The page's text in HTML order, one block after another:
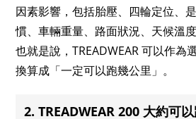
因素影響，包括胎壓、四輪定位、
慣、車輛重量、路面狀況、天候溫
也就是說，TREADWEAR 可以作為
換算成「一定可以跑幾公里」。
2. TREADWEAR 200 大約可